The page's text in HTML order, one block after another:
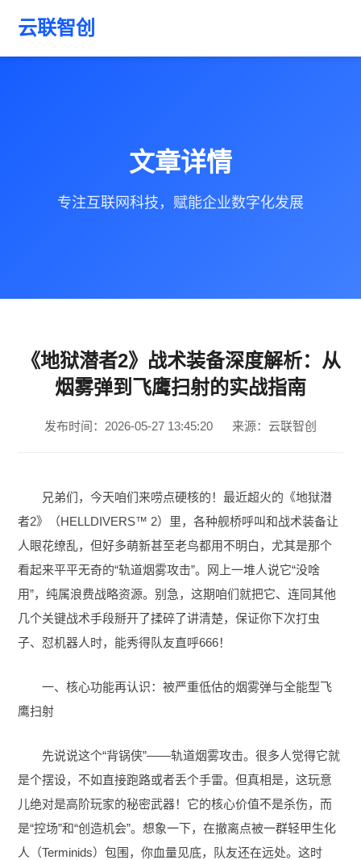
云联智创
文章详情
专注互联网科技，赋能企业数字化发展
《地狱潜者2》战术装备深度解析：从
烟雾弹到飞鹰扫射的实战指南
发布时间：2026-05-27 13:45:20 来源：云联智创
兄弟们，今天咱们来唠点硬核的！最近超火的《地狱潜
者2》（HELLDIVERS™ 2）里，各种舰桥呼叫和战术装备让
人眼花缭乱，但好多萌新甚至老鸟都用不明白，尤其是那个
看起来平平无奇的“轨道烟雾攻击”。网上一堆人说它“没啥
用”，纯属浪费战略资源。别急，这期咱们就把它、连同其他
几个关键战术手段掰开了揉碎了讲清楚，保证你下次打虫
子、怼机器人时，能秀得队友直呼666！
一、核心功能再认识：被严重低估的烟雾弹与全能型飞
鹰扫射
先说说这个“背锅侠”——轨道烟雾攻击。很多人觉得它就
是个摆设，不如直接跑路或者丢个手雷。但真相是，这玩意
儿绝对是高阶玩家的秘密武器！它的核心价值不是杀伤，而
是“控场”和“创造机会”。想象一下，在撤离点被一群轻甲生化
人（Terminids）包围，你血量见底，队友还在远处。这时